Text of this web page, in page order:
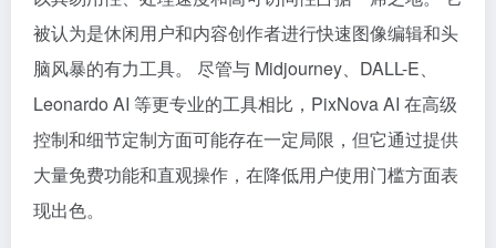
被认为是休闲用户和内容创作者进行快速图像编辑和头
脑风暴的有力工具。 尽管与 Midjourney、DALL-E、
Leonardo AI 等更专业的工具相比，PixNova AI 在高级
控制和细节定制方面可能存在一定局限，但它通过提供
大量免费功能和直观操作，在降低用户使用门槛方面表
现出色。